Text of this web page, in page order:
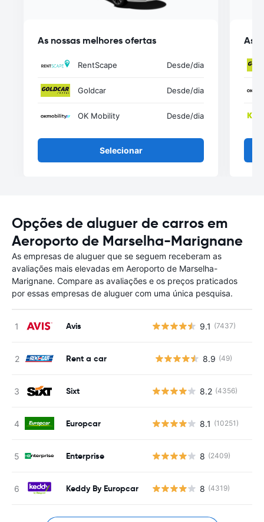
As nossas melhores ofertas
RentScape Desde/dia
Goldcar Desde/dia
OK Mobility Desde/dia
Selecionar
As
Opções de aluguer de carros em
Aeroporto de Marselha-Marignane
As empresas de aluguer que se seguem receberam as
avaliações mais elevadas em Aeroporto de Marselha-
Marignane. Compare as avaliações e os preços praticados
por essas empresas de aluguer com uma única pesquisa.
Avis 9.1 (7437)
Rent a car 8.9 (49)
Sixt 8.2 (4356)
Europcar 8.1 (10251)
Enterprise 8 (2409)
Keddy By Europcar 8 (4319)